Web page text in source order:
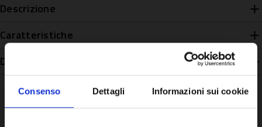
Consenso Dettagli Informazioni sui cookie
Descrizione
Caratteristiche
Disponibilità